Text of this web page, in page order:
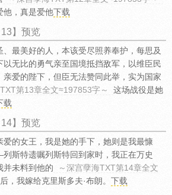
他，真是爱他下载
】预览
最美好的人，本该受尽照养奉护，每思及
无比的勇气亲至国境抵挡敌军，以维臣民
爱的陛下，但臣无法赞同此举，实为国家
第13章全文≈197853字～
这场战役是她
载
】预览
的女王，我是她的手下，她则是我最慷
斯特遗嘱列斯特回到家时，我正在万史
并未料到他的
～深宫孽海TXT第14章全文
，我嫁给克里斯多夫·布朗。 下载